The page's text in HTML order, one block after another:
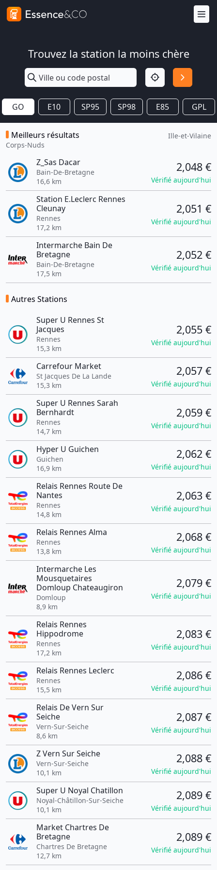
Trouvez la station la moins chère
GO E10 SP95 SP98 E85 GPL
Meilleurs résultats
Corps-Nuds
Ille-et-Vilaine
Z_Sas Dacar
Bain-De-Bretagne
16,6 km
2,048 €
Vérifié aujourd'hui
Station E.Leclerc Rennes
Cleunay
Rennes
17,2 km
2,051 €
Vérifié aujourd'hui
Intermarche Bain De
Bretagne
Bain-De-Bretagne
17,5 km
2,052 €
Vérifié aujourd'hui
Autres Stations
Super U Rennes St
Jacques
Rennes
15,3 km
2,055 €
Vérifié aujourd'hui
Carrefour Market
St Jacques De La Lande
15,3 km
2,057 €
Vérifié aujourd'hui
Super U Rennes Sarah
Bernhardt
Rennes
14,7 km
2,059 €
Vérifié aujourd'hui
Hyper U Guichen
Guichen
16,9 km
2,062 €
Vérifié aujourd'hui
Relais Rennes Route De
Nantes
Rennes
14,8 km
2,063 €
Vérifié aujourd'hui
Relais Rennes Alma
Rennes
13,8 km
2,068 €
Vérifié aujourd'hui
Intermarche Les
Mousquetaires
Domloup Chateaugiron
Domloup
8,9 km
2,079 €
Vérifié aujourd'hui
Relais Rennes
Hippodrome
Rennes
17,2 km
2,083 €
Vérifié aujourd'hui
Relais Rennes Leclerc
Rennes
15,5 km
2,086 €
Vérifié aujourd'hui
Relais De Vern Sur
Seiche
Vern-Sur-Seiche
8,6 km
2,087 €
Vérifié aujourd'hui
Z Vern Sur Seiche
Vern-Sur-Seiche
10,1 km
2,088 €
Vérifié aujourd'hui
Super U Noyal Chatillon
Noyal-Châtillon-Sur-Seiche
10,1 km
2,089 €
Vérifié aujourd'hui
Market Chartres De
Bretagne
Chartres De Bretagne
12,7 km
2,089 €
Vérifié aujourd'hui